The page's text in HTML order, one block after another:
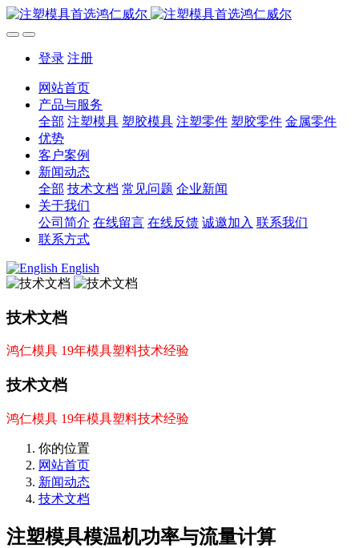
登录 注册
网站首页
产品与服务
全部 注塑模具 塑胶模具 注塑零件 塑胶零件 金属零件
优势
客户案例
新闻动态
全部 技术文档 常见问题 企业新闻
关于我们
公司简介 在线留言 在线反馈 诚邀加入 联系我们
联系方式
English
技术文档
鸿仁模具 19年模具塑料技术经验
技术文档
鸿仁模具 19年模具塑料技术经验
你的位置
网站首页
新闻动态
技术文档
注塑模具模温机功率与流量计算